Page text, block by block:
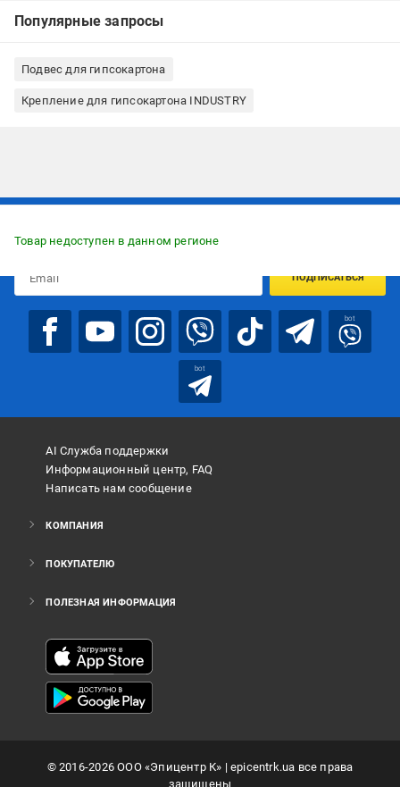
Популярные запросы
Подвес для гипсокартона
Крепление для гипсокартона INDUSTRY
Товар недоступен в данном регионе
предложениях:
ПОДПИСАТЬСЯ
bot
bot
AI Служба поддержки
Информационный центр, FAQ
Написать нам сообщение
КОМПАНИЯ
ПОКУПАТЕЛЮ
ПОЛЕЗНАЯ ИНФОРМАЦИЯ
©2016-2026ООО «Эпицентр К» | epicentrk.ua все права
защищены